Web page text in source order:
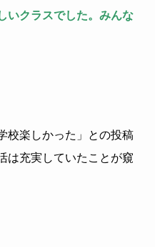
いクラスでした。みんな
校楽しかった」との投稿
は充実していたことが窺